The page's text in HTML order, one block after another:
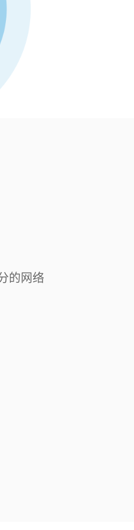
的网络